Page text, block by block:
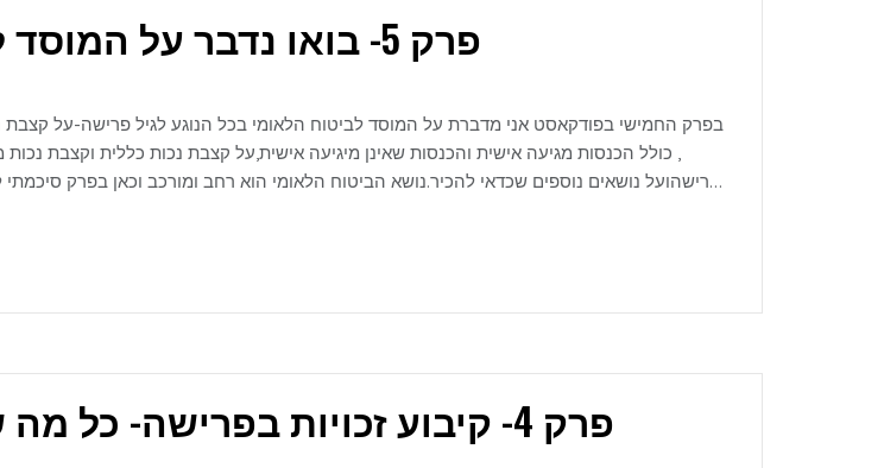
פרק 5- בואו נדבר על המוסד לביטוח לאומי
בפרק החמישי בפודקאסט אני מדברת על המוסד לביטוח הלאומי בכל הנוגע לגיל פרישה-על
, כולל הכנסות מגיעה אישית והכנסות שאינן מיגיעה אישית,על קצבת נכות כללית וקצבת
פרישהועל נושאים נוספים שכדאי להכיר.נושא הביטוח הלאומי הוא רחב ומורכב וכאן בפרק
פרק 4- קיבוע זכויות בפרישה- כל מה שחשוב לדעת